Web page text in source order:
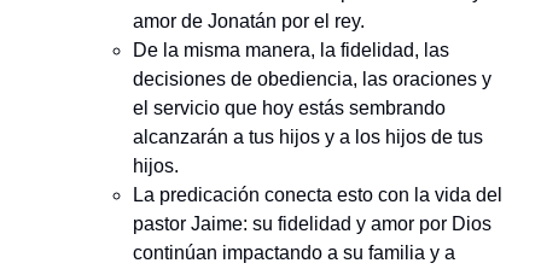
amor de Jonatán por el rey.
De la misma manera, la fidelidad, las
decisiones de obediencia, las oraciones y
el servicio que hoy estás sembrando
alcanzarán a tus hijos y a los hijos de tus
hijos.
La predicación conecta esto con la vida del
pastor Jaime: su fidelidad y amor por Dios
continúan impactando a su familia y a